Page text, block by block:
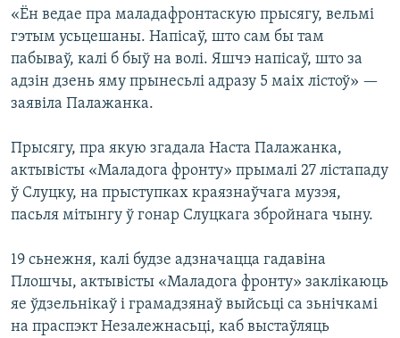
«Ён ведае пра маладафронтаскую прысягу, вельмі
гэтым усьцешаны. Напісаў, што сам бы там
пабываў, калі б быў на волі. Яшчэ напісаў, што за
адзін дзень яму прынесьлі адразу 5 маіх лістоў» —
заявіла Палажанка.
Прысягу, пра якую згадала Наста Палажанка,
актывісты «Маладога фронту» прымалі 27 лістападу
ў Слуцку, на прыступках краязнаўчага музэя,
пасьля мітынгу ў гонар Слуцкага збройнага чыну.
19 сьнежня, калі будзе адзначацца гадавіна
Плошчы, актывісты «Маладога фронту» заклікаюць
яе ўдзельнікаў і грамадзянаў выйсьці са зьнічкамі
на праспэкт Незалежнасьці, каб выстаўляць